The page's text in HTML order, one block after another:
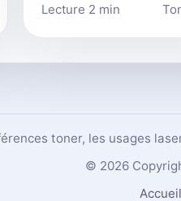
Lecture 2 min
toner, les usages
© 2026
Accueil